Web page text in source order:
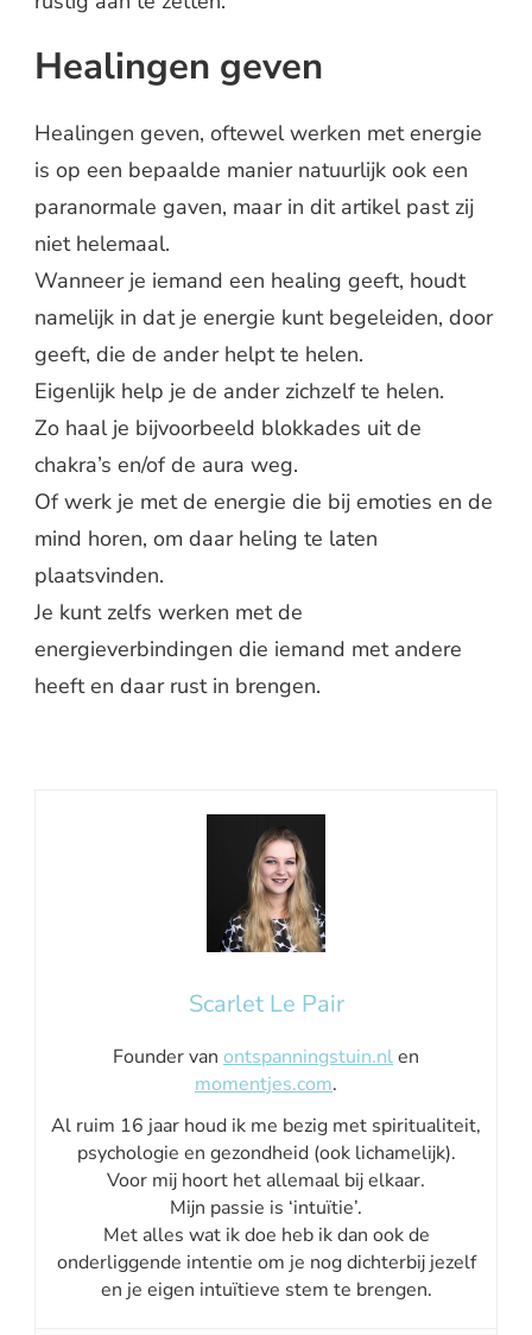
Healingen geven
Healingen geven, oftewel werken met energie
is op een bepaalde manier natuurlijk ook een
paranormale gaven, maar in dit artikel past zij
niet helemaal.
Wanneer je iemand een healing geeft, houdt
namelijk in dat je energie kunt begeleiden, door
geeft, die de ander helpt te helen.
Eigenlijk help je de ander zichzelf te helen.
Zo haal je bijvoorbeeld blokkades uit de
chakra’s en/of de aura weg.
Of werk je met de energie die bij emoties en de
mind horen, om daar heling te laten
plaatsvinden.
Je kunt zelfs werken met de
energieverbindingen die iemand met andere
heeft en daar rust in brengen.
Scarlet Le Pair
Founder van ontspanningstuin.nlen
momentjes.com.
Al ruim 16 jaar houd ik me bezig met spiritualiteit,
psychologie en gezondheid (ook lichamelijk).
Voor mij hoort het allemaal bij elkaar.
Mijn passie is ‘intuïtie’.
Met alles wat ik doe heb ik dan ook de
onderliggende intentie om je nog dichterbij jezelf
en je eigen intuïtieve stem te brengen.